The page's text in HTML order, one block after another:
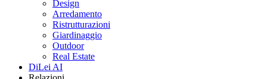
Design
Arredamento
Ristrutturazioni
Giardinaggio
Outdoor
Real Estate
DiLei AI